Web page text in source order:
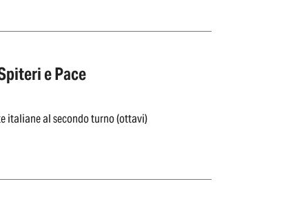
e Pace
italiane al secondo turno (ottavi)